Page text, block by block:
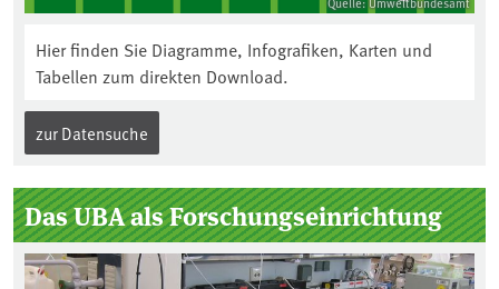
Hier finden Sie Diagramme, Infografiken, Karten und
Tabellen zum direkten Download.
zur Datensuche
Das UBA als Forschungseinrichtung